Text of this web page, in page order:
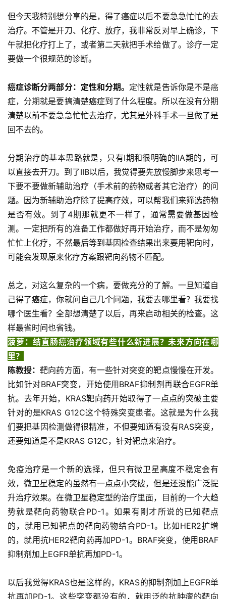
讯
视
频
区
精
彩
活
B
D
投
融
资
平
台
时
代
学
苑
A
l
l
E
n
g
l
i
s
联
系
我
们
登录 注册
但今天我特别想分享的是，得了癌症以后不要急急忙忙的去
治疗。不管是开刀、化疗、放疗，我非常反对早上确诊，下
午就把化疗打上了，或者第二天就把手术给做了。诊疗一定
要做一个很规范的诊断。
癌症诊断分两部分：定性和分期。 定性就是告诉你是不是癌
症，分期就是要搞清楚癌症到了什么程度。所以在没有分期
清楚以前不要急急忙忙去治疗，尤其是外科手术一旦做了是
回不去的。
分期治疗的基本思路就是，只有I期和很明确的IIA期的，可
以直接去开刀。到了IIB以后，我觉得要先放慢脚步来思考一
下要不要做新辅助治疗（手术前的药物或者其它治疗）的问
题。因为新辅助治疗除了提高疗效，可以帮我们来筛选药物
是否有效。到了4期那就更不一样了，通常需要做基因检
测。一定把所有的准备工作都做好再开始治疗，而不是匆匆
忙忙上化疗，不然最后等到基因检查结果出来要用靶向时，
可能会发现原来化疗方案跟靶向药物不匹配。
总之，对这么复杂的一个病，要做充分的了解。一旦知道自
己得了癌症，你就问自己几个问题，我要去哪里看？我要找
哪个医生看？全部想清楚了以后，再来启动相关的检查。这
样最省时间也省钱。
菠萝：结直肠癌治疗领域有些什么新进展？未来方向在哪
里？
陈教授：靶向药方面，有一些针对突变的靶点慢慢在开发。
比如针对BRAF突变，开始使用BRAF抑制剂再联合EGFR单
抗。 去年开始， KRAS靶向药开始取得了一点点的突破主要
针对的是KRAS G12C这个特殊突变患者。 这就是为什么我
们要把基因检测做得很精准，不但要知道有没有RAS突变，
还要知道是不是KRAS G12C，针对靶点来治疗。
免疫治疗是一个新的选择，但只有微卫星高度不稳定会有
效，微卫星稳定的虽然有一点点小突破，但是还没能广泛提
升治疗效果。在微卫星稳定型的治疗里面，目前的一个大趋
势就是靶向药物联合PD-1。如果有刚才所说的已知靶点
的，就用已知靶点的靶向药物结合PD-1。比如HER2扩增
的，就用抗HER2靶向药再加PD-1。BRAF突变，使用BRAF
抑制剂加上EGFR单抗再加PD-1。
以后我觉得KRAS也是这样的，KRAS的抑制剂加上EGFR单
抗再加PD-1。这些突变都没有的，就用泛的抗肿瘤的靶向